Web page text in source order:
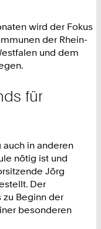
wird der Fokus
der Rhein-
und dem
für
auch in anderen
nötig ist und
Jörg
Der
zu Beginn der
besonderen